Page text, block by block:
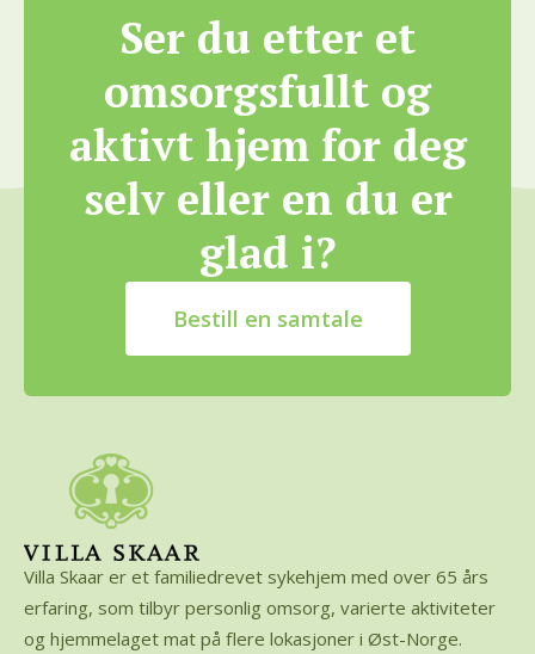
Ser du etter et
omsorgsfullt og
aktivt hjem for deg
selv eller en du er
glad i?
Bestill en samtale
Villa Skaar er et familiedrevet sykehjem med over 65 års
erfaring, som tilbyr personlig omsorg, varierte aktiviteter
og hjemmelaget mat på flere lokasjoner i Øst-Norge.